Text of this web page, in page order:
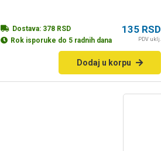
Dostava: 378 RSD
Rok isporuke do 5 radnih dana
135 RSD
PDV uklj.
Dodaj u korpu